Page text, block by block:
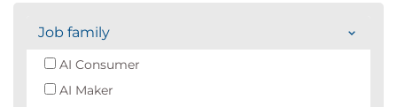
Job family
AI Consumer
AI Maker